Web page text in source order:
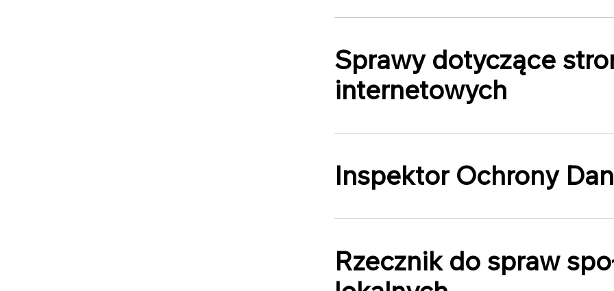
Sprawy dotyczące
internetowych
Inspektor Ochrony
Rzecznik do spraw